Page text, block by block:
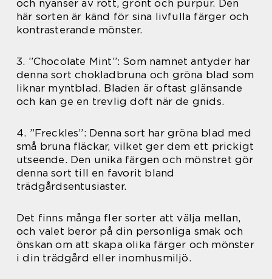
och nyanser av rött, grönt och purpur. Den
här sorten är känd för sina livfulla färger och
kontrasterande mönster.
3. ”Chocolate Mint”: Som namnet antyder har
denna sort chokladbruna och gröna blad som
liknar myntblad. Bladen är oftast glänsande
och kan ge en trevlig doft när de gnids.
4. ”Freckles”: Denna sort har gröna blad med
små bruna fläckar, vilket ger dem ett prickigt
utseende. Den unika färgen och mönstret gör
denna sort till en favorit bland
trädgårdsentusiaster.
Det finns många fler sorter att välja mellan,
och valet beror på din personliga smak och
önskan om att skapa olika färger och mönster
i din trädgård eller inomhusmiljö.